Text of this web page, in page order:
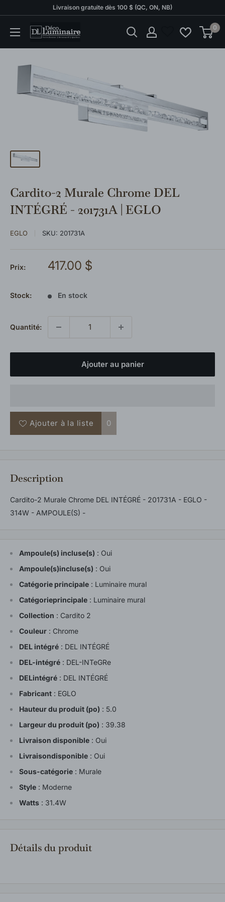
contenu
Livraison gratuite dès 100 $ (QC, ON, NB)
Déco
Luminaire
0
Cardito-2 Murale Chrome DEL
INTÉGRÉ - 201731A | EGLO
EGLO SKU: 201731A
Prix:
Prix
417.00 $
Stock: En stock
Quantité:
Ajouter au panier
Ajouter à la liste 0
Description
Cardito-2 Murale Chrome DEL INTÉGRÉ - 201731A - EGLO -
314W - AMPOULE(S) -
Ampoule(s) incluse(s) : Oui
Ampoule(s)incluse(s) : Oui
Catégorie principale : Luminaire mural
Catégorieprincipale : Luminaire mural
Collection : Cardito 2
Couleur : Chrome
DEL intégré : DEL INTÉGRÉ
DEL-intégré : DEL-INTeGRe
DELintégré : DEL INTÉGRÉ
Fabricant : EGLO
Hauteur du produit (po) : 5.0
Largeur du produit (po) : 39.38
Livraison disponible : Oui
Livraisondisponible : Oui
Sous-catégorie : Murale
Style : Moderne
Watts : 31.4W
Détails du produit